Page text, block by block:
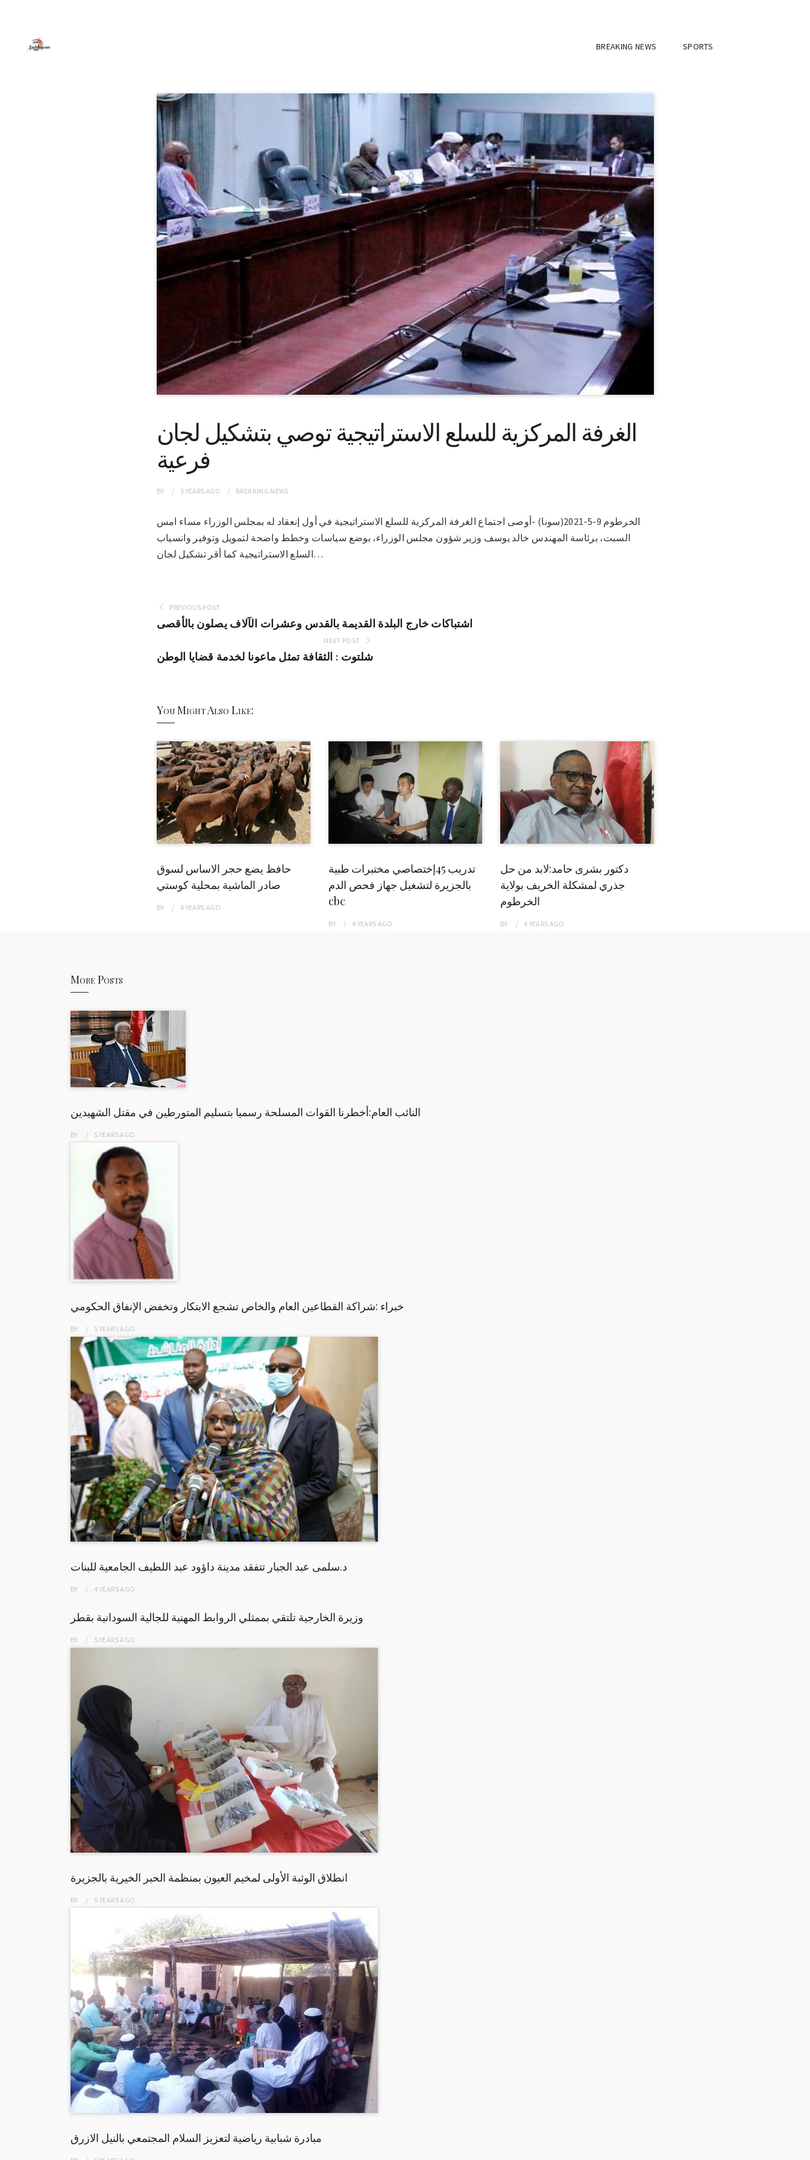
BREAKING NEWS SPORTS
الغرفة المركزية للسلع الاستراتيجية توصي بتشكيل لجان
فرعية
BY 5 YEARS AGO BREAKING NEWS
الخرطوم 9-5-2021(سونا) -أوصى اجتماع الغرفة المركزية للسلع الاستراتيجية في أول إنعقاد له بمجلس الوزراء مساء امس
السبت، برئاسة المهندس خالد يوسف وزير شؤون مجلس الوزراء، بوضع سياسات وخطط واضحة لتمويل وتوفير وانسياب
السلع الاستراتيجية كما أقر تشكيل لجان…
PREVIOUS POST
اشتباكات خارج البلدة القديمة بالقدس وعشرات الآلاف يصلون بالأقصى
NEXT POST
شلتوت : الثقافة تمثل ماعونا لخدمة قضايا الوطن
You Might Also Like:
حافظ يضع حجر الاساس لسوق
صادر الماشية بمحلية كوستي
BY 4 YEARS AGO
تدريب 45إختصاصي مختبرات طبية
بالجزيرة لتشغيل جهاز فحص الدم
cbc
BY 4 YEARS AGO
دكتور بشرى حامد:لابد من حل
جذري لمشكلة الخريف بولاية
الخرطوم
BY 4 YEARS AGO
More Posts
النائب العام:أخطرنا القوات المسلحة رسميا بتسليم المتورطين في مقتل الشهيدين
BY 5 YEARSAGO
خبراء :شراكة القطاعين العام والخاص تشجع الابتكار وتخفض الإنفاق الحكومي
BY 5 YEARSAGO
د.سلمى عبد الجبار تتفقد مدينة داؤود عبد اللطيف الجامعية للبنات
BY 4 YEARSAGO
وزيرة الخارجية تلتقي بممثلي الروابط المهنية للجالية السودانية بقطر
BY 5 YEARSAGO
انطلاق الوثبة الأولى لمخيم العيون بمنظمة الحبر الخيرية بالجزيرة
BY 5 YEARSAGO
مبادرة شبابية رياضية لتعزيز السلام المجتمعي بالنيل الازرق